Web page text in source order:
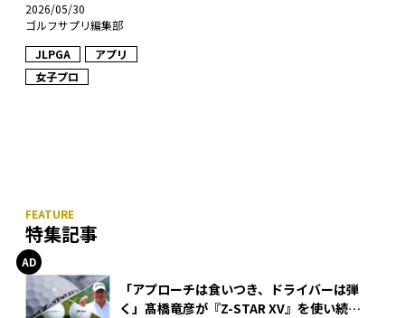
2026/05/30
ゴルフサプリ編集部
JLPGA
アプリ
女子プロ
特集記事
「アプローチは食いつき、ドライバーは弾
く」髙橋竜彦が『Z-STAR XV』を使い続け